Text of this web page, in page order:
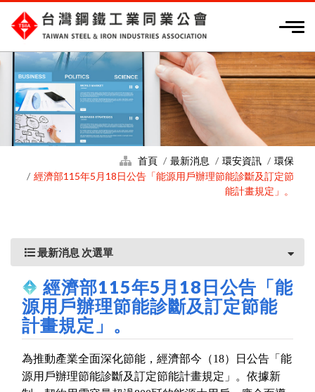
首頁 最新消息 環安資訊
環保
經濟部115年5月18日公告「能源用戶辦理節能診斷及訂定節
能計畫規定」。
最新消息 次選單
經濟部115年5月18日公告「能
源用戶辦理節能診斷及訂定節能
計畫規定」。
為推動產業全面深化節能，經濟部今（18）日公告「能
源用戶辦理節能診斷及訂定節能計畫規定」。依據新